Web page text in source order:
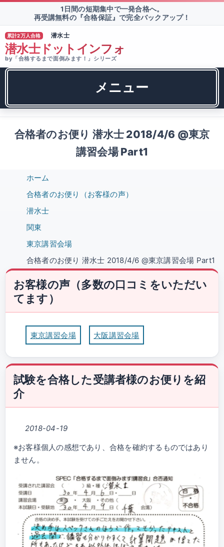
1日間の短期集中で一発合格へ。
再受講無料の『合格保証』で完全バックアップ！
累計2万人合格 潜水士
潜水士ドットインフォ
by「合格するまで面倒みます！」シリーズ
メニュー
合格者のお便り 潜水士 2018/4/6 @東京
講習会場 Part1
ホーム
合格者のお便り（お客様の声）
潜水士
関東
東京講習会場
合格者のお便り 潜水士 2018/4/6 @東京講習会場 Part1
お客様の声（多数の口コミをいただい
てます）
東京講習会場 大阪講習会場
試験を合格した受講者様のお便りを紹
介
2018-04-19
※お客様個人の感想であり、合格を確約するものではあり
ません。